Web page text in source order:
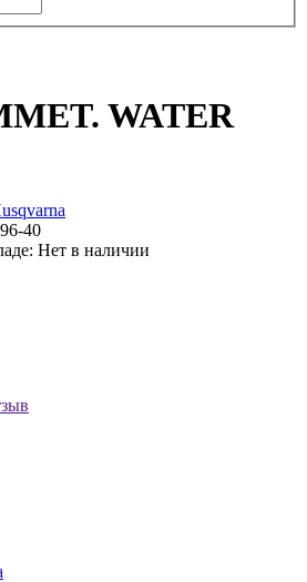
WATER
40
Нет в наличии